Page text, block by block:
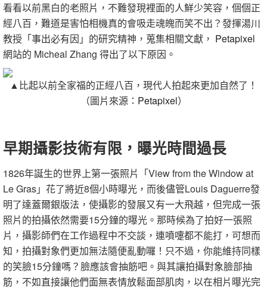
看看以前黑白的老照片，不難發現裡面的人鮮少笑容，個個正
經八百，難道是害怕相機真的會吸走魂魄而笑不出？發揮湯川
教授「事出必有因」的研究精神，蒐集相關文獻， Petapixel
網站的 Micheal Zhang 得出了以下原因。
▲比起以前全家福的正經八百，現代人拍起來更加自然了！
（圖片來源： Petapixel）
早期攝影技術有限，曝光時間過長
1826年誕生的世界上第一張照片「View from the Window at
Le Gras」花了將近8個小時曝光，而後儘管Louis Daguerre發
明了達蓋爾銀版法，使攝影的發展又有一大飛越，但完成一張
照片的拍攝依然需要15分鐘的曝光。那時候為了拍好一張照
片，攝影師們在工作過程中不交談，連噴嚏都不能打，可想而
知，拍攝對象們更加無法隨便亂動囉！只不過，你能維持同樣
的笑臉15分鐘嗎？臉應該會抽筋吧。與其讓拍攝對象臉部抽
筋，不如直接讓他們面無表情放鬆面部肌肉，以在相片曝光完